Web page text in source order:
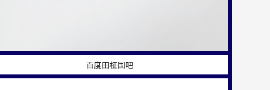
百度田柾国吧